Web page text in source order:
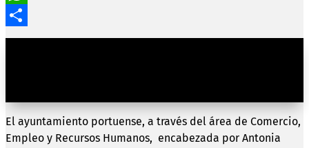
WhatsApp
Compartir
El ayuntamiento portuense, a través del área de Comercio,
Empleo y Recursos Humanos, encabezada por Antonia